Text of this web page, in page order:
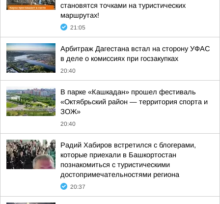
становятся точками на туристических
маршрутах!
21:05
Арбитраж Дагестана встал на сторону УФАС
в деле о комиссиях при госзакупках
20:40
В парке «Кашкадан» прошел фестиваль
«Октябрьский район — территория спорта и
ЗОЖ»
20:40
Радий Хабиров встретился с блогерами,
которые приехали в Башкортостан
познакомиться с туристическими
достопримечательностями региона
20:37